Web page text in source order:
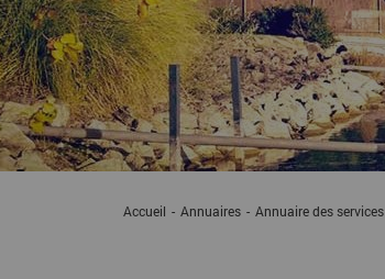
Accueil Annuaires Annuaire des services